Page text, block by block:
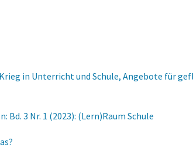
in Unterricht und Schule, Angebote für
Bd. 3 Nr. 1 (2023): (Lern)Raum Schule